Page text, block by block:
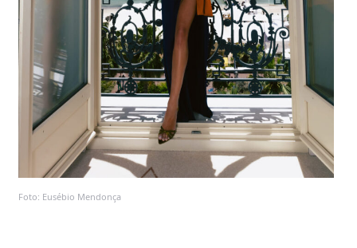
Foto: Eusébio Mendonça